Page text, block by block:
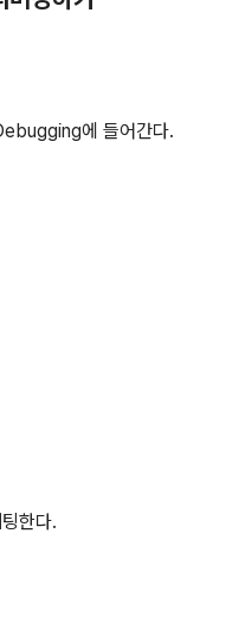
에 들어간다.
한다.